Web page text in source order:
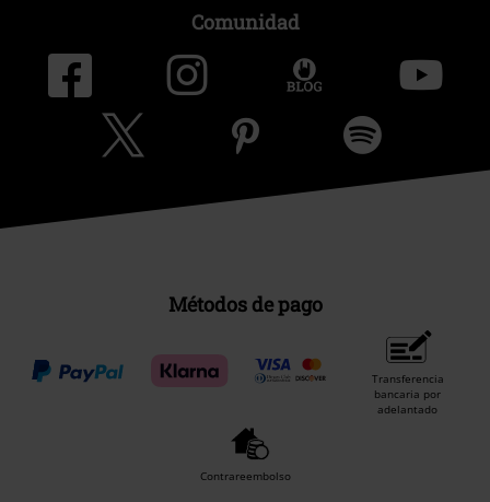
Comunidad
Métodos de pago
Transferencia
bancaria por
adelantado
Contrareembolso